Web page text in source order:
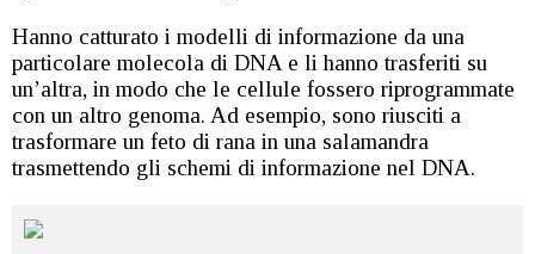
Hanno catturato i modelli di informazione da una
particolare molecola di DNA e li hanno trasferiti su
un’altra, in modo che le cellule fossero riprogrammate
con un altro genoma. Ad esempio, sono riusciti a
trasformare un feto di rana in una salamandra
trasmettendo gli schemi di informazione nel DNA.